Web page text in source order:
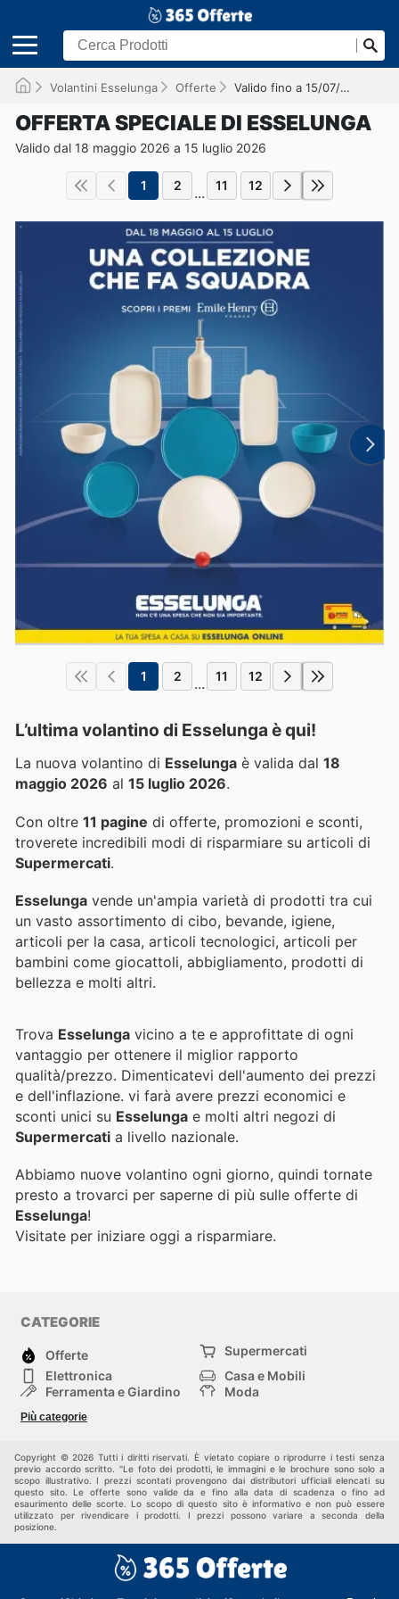
Volantini Esselunga Offerte Valido fino a 15/07/2026
OFFERTA SPECIALE DI ESSELUNGA
Valido dal 18 maggio 2026 a 15 luglio 2026
1 2 ... 11 12
1 2 ... 11 12
L’ultima volantino di Esselunga è qui!
La nuova volantino di Esselunga è valida dal 18
maggio 2026 al 15 luglio 2026.
Con oltre 11 pagine di offerte, promozioni e sconti,
troverete incredibili modi di risparmiare su articoli di
Supermercati.
Esselunga vende un'ampia varietà di prodotti tra cui
un vasto assortimento di cibo, bevande, igiene,
articoli per la casa, articoli tecnologici, articoli per
bambini come giocattoli, abbigliamento, prodotti di
bellezza e molti altri.
Trova Esselunga vicino a te e approfittate di ogni
vantaggio per ottenere il miglior rapporto
qualità/prezzo. Dimenticatevi dell'aumento dei prezzi
e dell'inflazione. vi farà avere prezzi economici e
sconti unici su Esselunga e molti altri negozi di
Supermercati a livello nazionale.
Abbiamo nuove volantino ogni giorno, quindi tornate
presto a trovarci per saperne di più sulle offerte di
Esselunga!
Visitate per iniziare oggi a risparmiare.
CATEGORIE
Offerte
Supermercati
Elettronica
Casa e Mobili
Ferramenta e Giardino
Moda
Bambini e Neonati
Più categorie
Copyright © 2026 Tutti i diritti riservati. È vietato copiare o riprodurre i testi senza
previo accordo scritto. "Le foto dei prodotti, le immagini e le brochure sono solo a
scopo illustrativo. I prezzi scontati provengono dai distributori ufficiali elencati su
questo sito. Le offerte sono valide da e fino alla data di scadenza o fino ad
esaurimento delle scorte. Lo scopo di questo sito è informativo e non può essere
utilizzato per rivendicare i prodotti. I prezzi possono variare a seconda della
posizione.